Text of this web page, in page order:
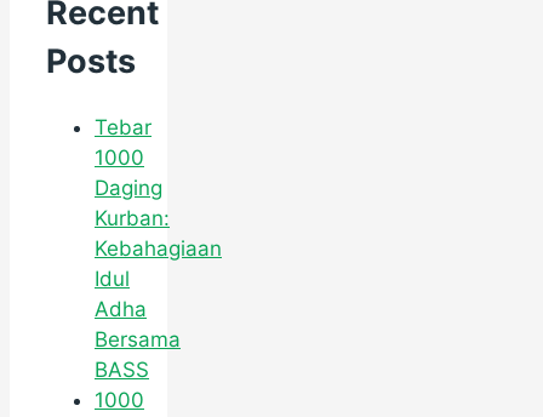
Recent
Posts
Tebar
1000
Daging
Kurban:
Kebahagiaan
Idul
Adha
Bersama
BASS
1000